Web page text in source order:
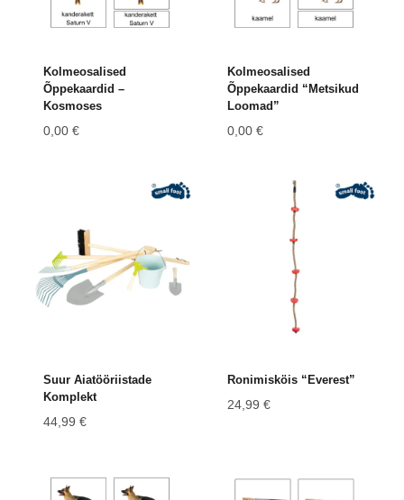
Kolmeosalised
Õppekaardid –
Kosmoses
0,00 €
Kolmeosalised
Õppekaardid “Metsikud
Loomad”
0,00 €
Suur Aiatööriistade
Komplekt
44,99 €
Ronimisköis “Everest”
24,99 €